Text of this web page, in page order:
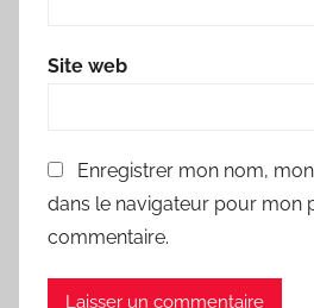
Site web
Enregistrer mon nom,
dans le navigateur pour mon
commentaire.